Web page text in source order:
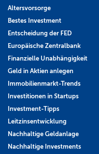
Altersvorsorge
Bestes Investment
Entscheidung der FED
Europäische Zentralbank
Finanzielle Unabhängigkeit
Geld in Aktien anlegen
Immobilienmarkt-Trends
Investitionen in Startups
Investment-Tipps
Leitzinsentwicklung
Nachhaltige Geldanlage
Nachhaltige Investments